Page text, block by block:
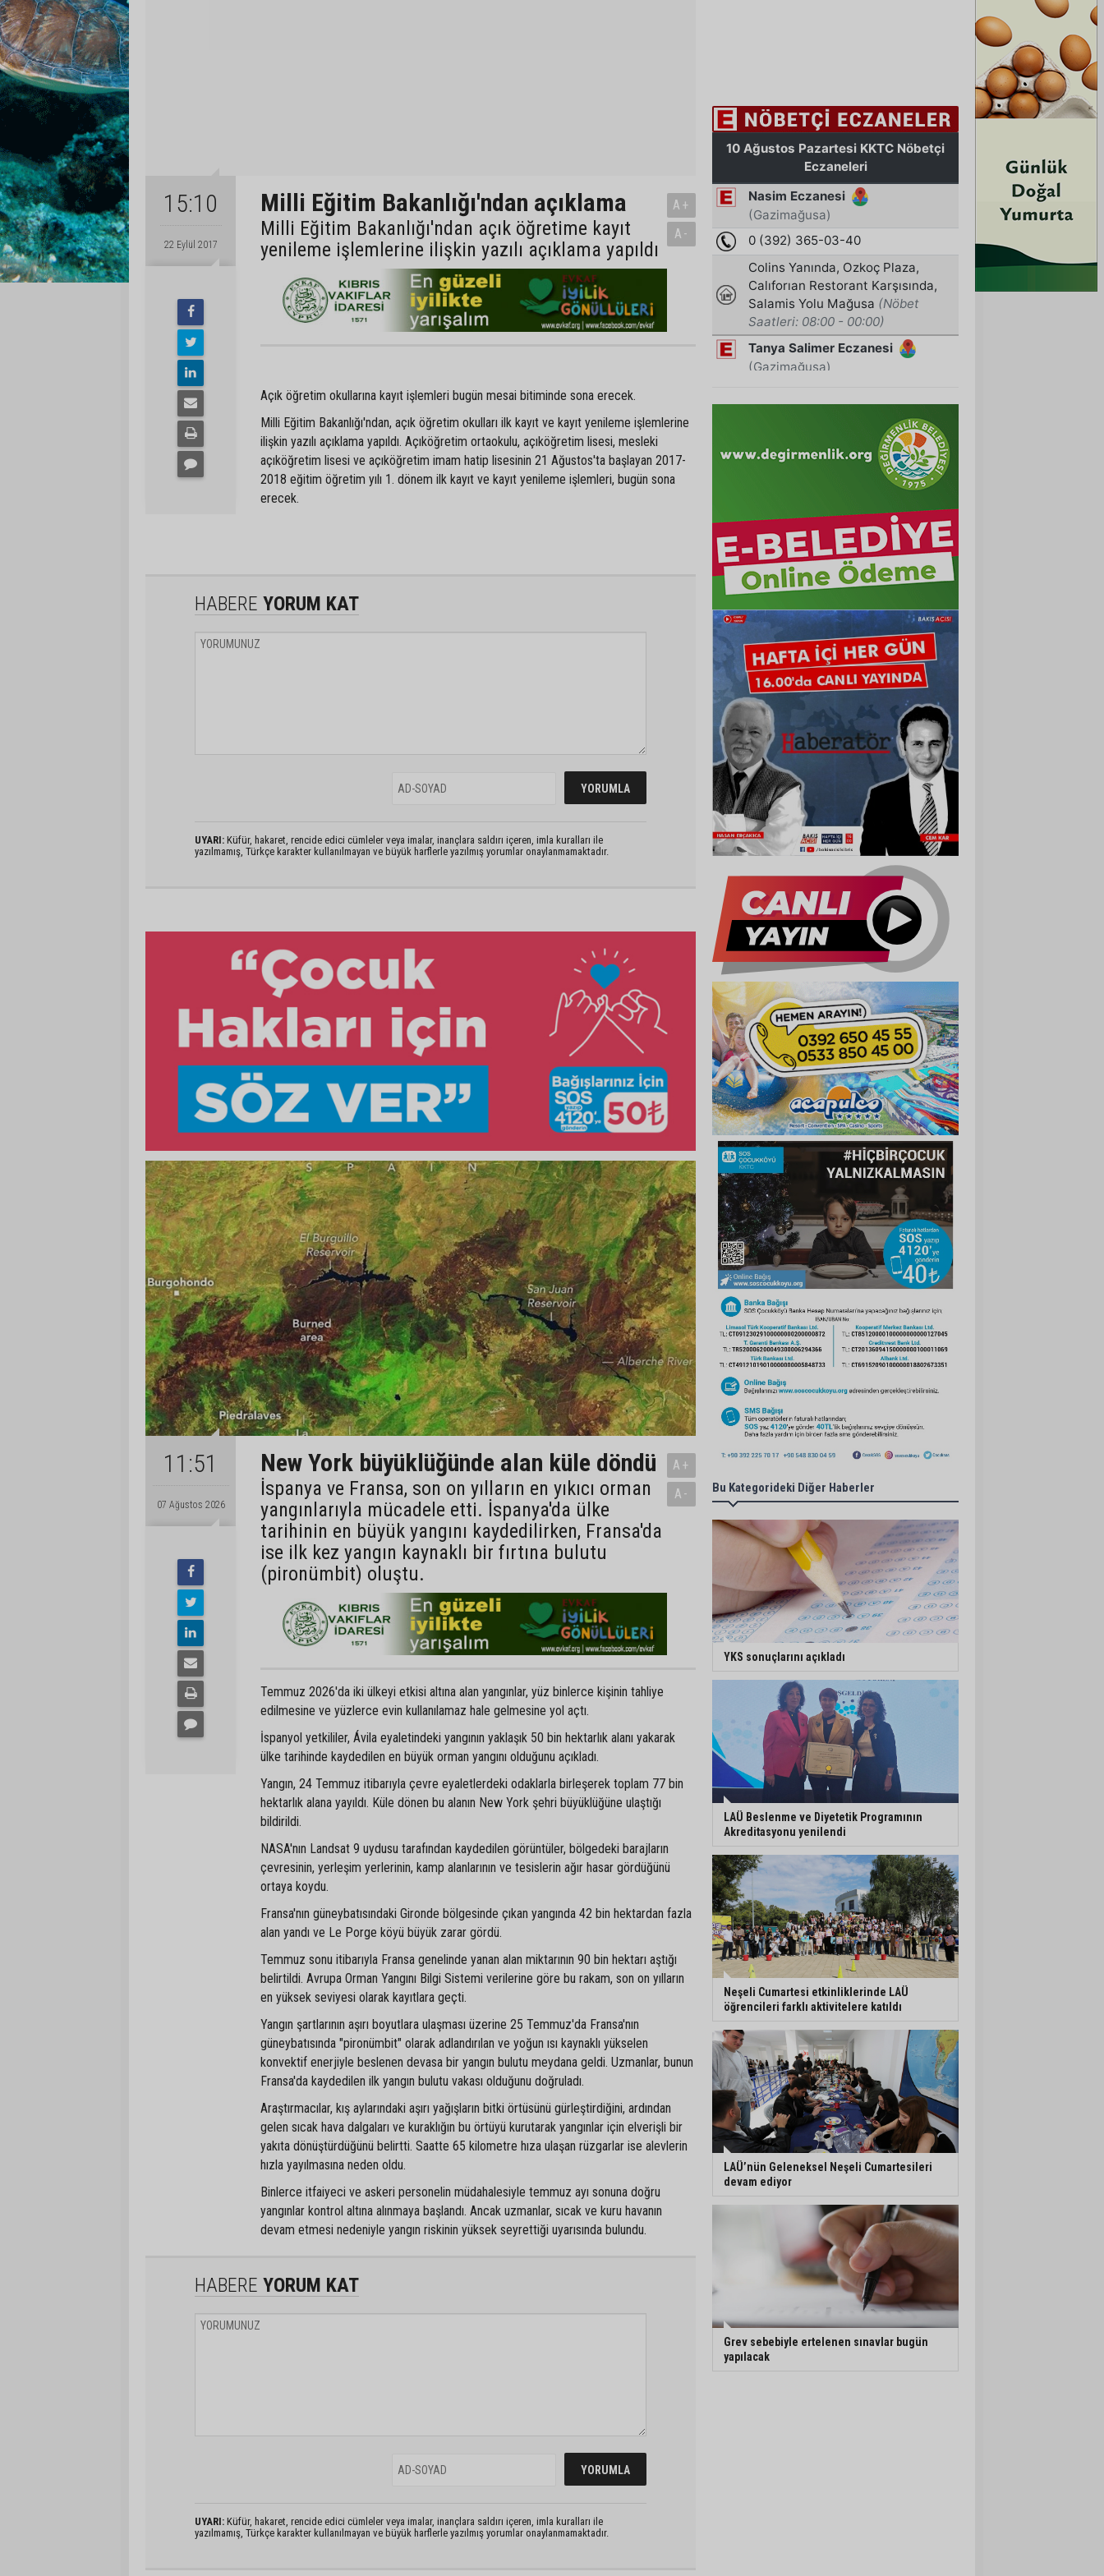
15:10
22 Eylül 2017
Milli Eğitim Bakanlığı'ndan açıklama
Milli Eğitim Bakanlığı'ndan açık öğretime kayıt
yenileme işlemlerine ilişkin yazılı açıklama yapıldı
A+
A-
Açık öğretim okullarına kayıt işlemleri bugün mesai bitiminde sona erecek.
Milli Eğitim Bakanlığı'ndan, açık öğretim okulları ilk kayıt ve kayıt yenileme işlemlerine
ilişkin yazılı açıklama yapıldı. Açıköğretim ortaokulu, açıköğretim lisesi, mesleki
açıköğretim lisesi ve açıköğretim imam hatip lisesinin 21 Ağustos'ta başlayan 2017-
2018 eğitim öğretim yılı 1. dönem ilk kayıt ve kayıt yenileme işlemleri, bugün sona
erecek.
HABERE YORUM KAT
UYARI: Küfür, hakaret, rencide edici cümleler veya imalar, inançlara saldırı içeren, imla kuralları ile
yazılmamış, Türkçe karakter kullanılmayan ve büyük harflerle yazılmış yorumlar onaylanmamaktadır.
11:51
07 Ağustos 2026
New York büyüklüğünde alan küle döndü
İspanya ve Fransa, son on yılların en yıkıcı orman
yangınlarıyla mücadele etti. İspanya'da ülke
tarihinin en büyük yangını kaydedilirken, Fransa'da
ise ilk kez yangın kaynaklı bir fırtına bulutu
(pironümbit) oluştu.
A+
A-
Temmuz 2026'da iki ülkeyi etkisi altına alan yangınlar, yüz binlerce kişinin tahliye
edilmesine ve yüzlerce evin kullanılamaz hale gelmesine yol açtı.
İspanyol yetkililer, Ávila eyaletindeki yangının yaklaşık 50 bin hektarlık alanı yakarak
ülke tarihinde kaydedilen en büyük orman yangını olduğunu açıkladı.
Yangın, 24 Temmuz itibarıyla çevre eyaletlerdeki odaklarla birleşerek toplam 77 bin
hektarlık alana yayıldı. Küle dönen bu alanın New York şehri büyüklüğüne ulaştığı
bildirildi.
NASA'nın Landsat 9 uydusu tarafından kaydedilen görüntüler, bölgedeki barajların
çevresinin, yerleşim yerlerinin, kamp alanlarının ve tesislerin ağır hasar gördüğünü
ortaya koydu.
Fransa'nın güneybatısındaki Gironde bölgesinde çıkan yangında 42 bin hektardan fazla
alan yandı ve Le Porge köyü büyük zarar gördü.
Temmuz sonu itibarıyla Fransa genelinde yanan alan miktarının 90 bin hektarı aştığı
belirtildi. Avrupa Orman Yangını Bilgi Sistemi verilerine göre bu rakam, son on yılların
en yüksek seviyesi olarak kayıtlara geçti.
Yangın şartlarının aşırı boyutlara ulaşması üzerine 25 Temmuz'da Fransa'nın
güneybatısında "pironümbit" olarak adlandırılan ve yoğun ısı kaynaklı yükselen
konvektif enerjiyle beslenen devasa bir yangın bulutu meydana geldi. Uzmanlar, bunun
Fransa'da kaydedilen ilk yangın bulutu vakası olduğunu doğruladı.
Araştırmacılar, kış aylarındaki aşırı yağışların bitki örtüsünü gürleştirdiğini, ardından
gelen sıcak hava dalgaları ve kuraklığın bu örtüyü kurutarak yangınlar için elverişli bir
yakıta dönüştürdüğünü belirtti. Saatte 65 kilometre hıza ulaşan rüzgarlar ise alevlerin
hızla yayılmasına neden oldu.
Binlerce itfaiyeci ve askeri personelin müdahalesiyle temmuz ayı sonuna doğru
yangınlar kontrol altına alınmaya başlandı. Ancak uzmanlar, sıcak ve kuru havanın
devam etmesi nedeniyle yangın riskinin yüksek seyrettiği uyarısında bulundu.
HABERE YORUM KAT
UYARI: Küfür, hakaret, rencide edici cümleler veya imalar, inançlara saldırı içeren, imla kuralları ile
yazılmamış, Türkçe karakter kullanılmayan ve büyük harflerle yazılmış yorumlar onaylanmamaktadır.
Bu Kategorideki Diğer Haberler
YKS sonuçlarını açıkladı
LAÜ Beslenme ve Diyetetik Programının
Akreditasyonu yenilendi
Neşeli Cumartesi etkinliklerinde LAÜ
öğrencileri farklı aktivitelere katıldı
LAÜ’nün Geleneksel Neşeli Cumartesileri
devam ediyor
Grev sebebiyle ertelenen sınavlar bugün
yapılacak